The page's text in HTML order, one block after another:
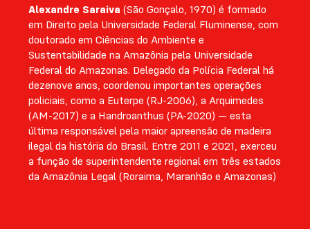
Alexandre Saraiva (São Gonçalo, 1970) é formado
em Direito pela Universidade Federal Fluminense, com
doutorado em Ciências do Ambiente e
Sustentabilidade na Amazônia pela Universidade
Federal do Amazonas. Delegado da Polícia Federal há
dezenove anos, coordenou importantes operações
policiais, como a Euterpe (RJ-2006), a Arquimedes
(AM-2017) e a Handroanthus (PA-2020) — esta
última responsável pela maior apreensão de madeira
ilegal da história do Brasil. Entre 2011 e 2021, exerceu
a função de superintendente regional em três estados
da Amazônia Legal (Roraima, Maranhão e Amazonas)